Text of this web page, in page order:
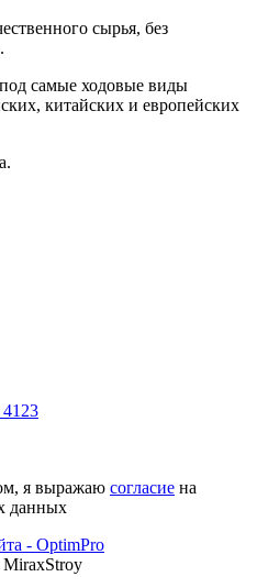
сырья, без
самые ходовые виды
китайских и европейских
я выражаю согласие на
данных
- OptimPro
MiraxStroy